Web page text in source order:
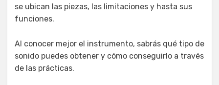
se ubican las piezas, las limitaciones y hasta sus
funciones.
Al conocer mejor el instrumento, sabrás qué tipo de
sonido puedes obtener y cómo conseguirlo a través
de las prácticas.